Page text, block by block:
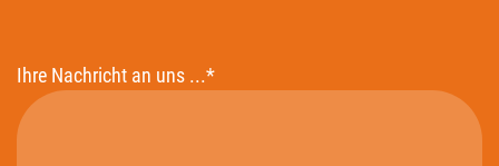
Ihre Nachricht an uns ...*